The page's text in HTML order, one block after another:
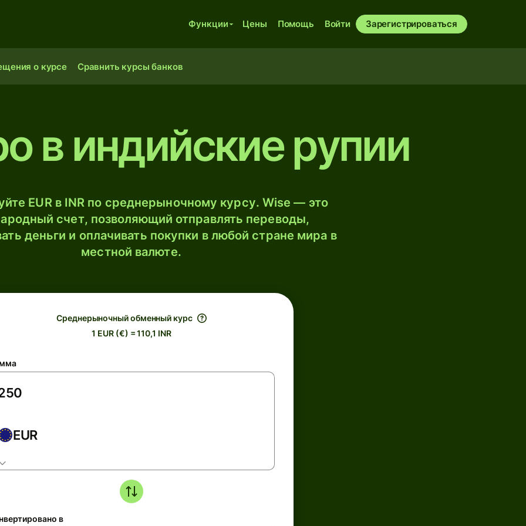
Функции Цены Помощь Войти Зарегистрироваться
о курсе Сравнить курсы банков
в индийские рупии
EUR в INR по среднерыночному курсу. Wise — это
счет, позволяющий отправлять переводы,
деньги и оплачивать покупки в любой стране мира в
местной валюте.
Среднерыночный обменный курс
1 EUR (€) = 110,1 INR
EUR
в